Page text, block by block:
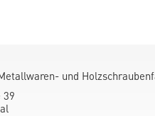
und
39